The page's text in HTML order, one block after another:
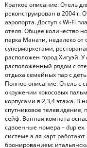
Краткое описание: Отель
реконструирован в 2004 г.
аэропорта. Доступ к Wi-Fi
отеля. Общее количество
парка Манати, недалеко от
супермаркетами,
расположен город Хигуэй.
расположенный рядом с
отдыха семейных пар с
Полное описание: Отель с
окружении кокосовых
корпусами в 2,3,4 этажа. В
спутниковое
сейф. Ванная комната
сдвоенные номера –
системе а ля карт
бронированием: